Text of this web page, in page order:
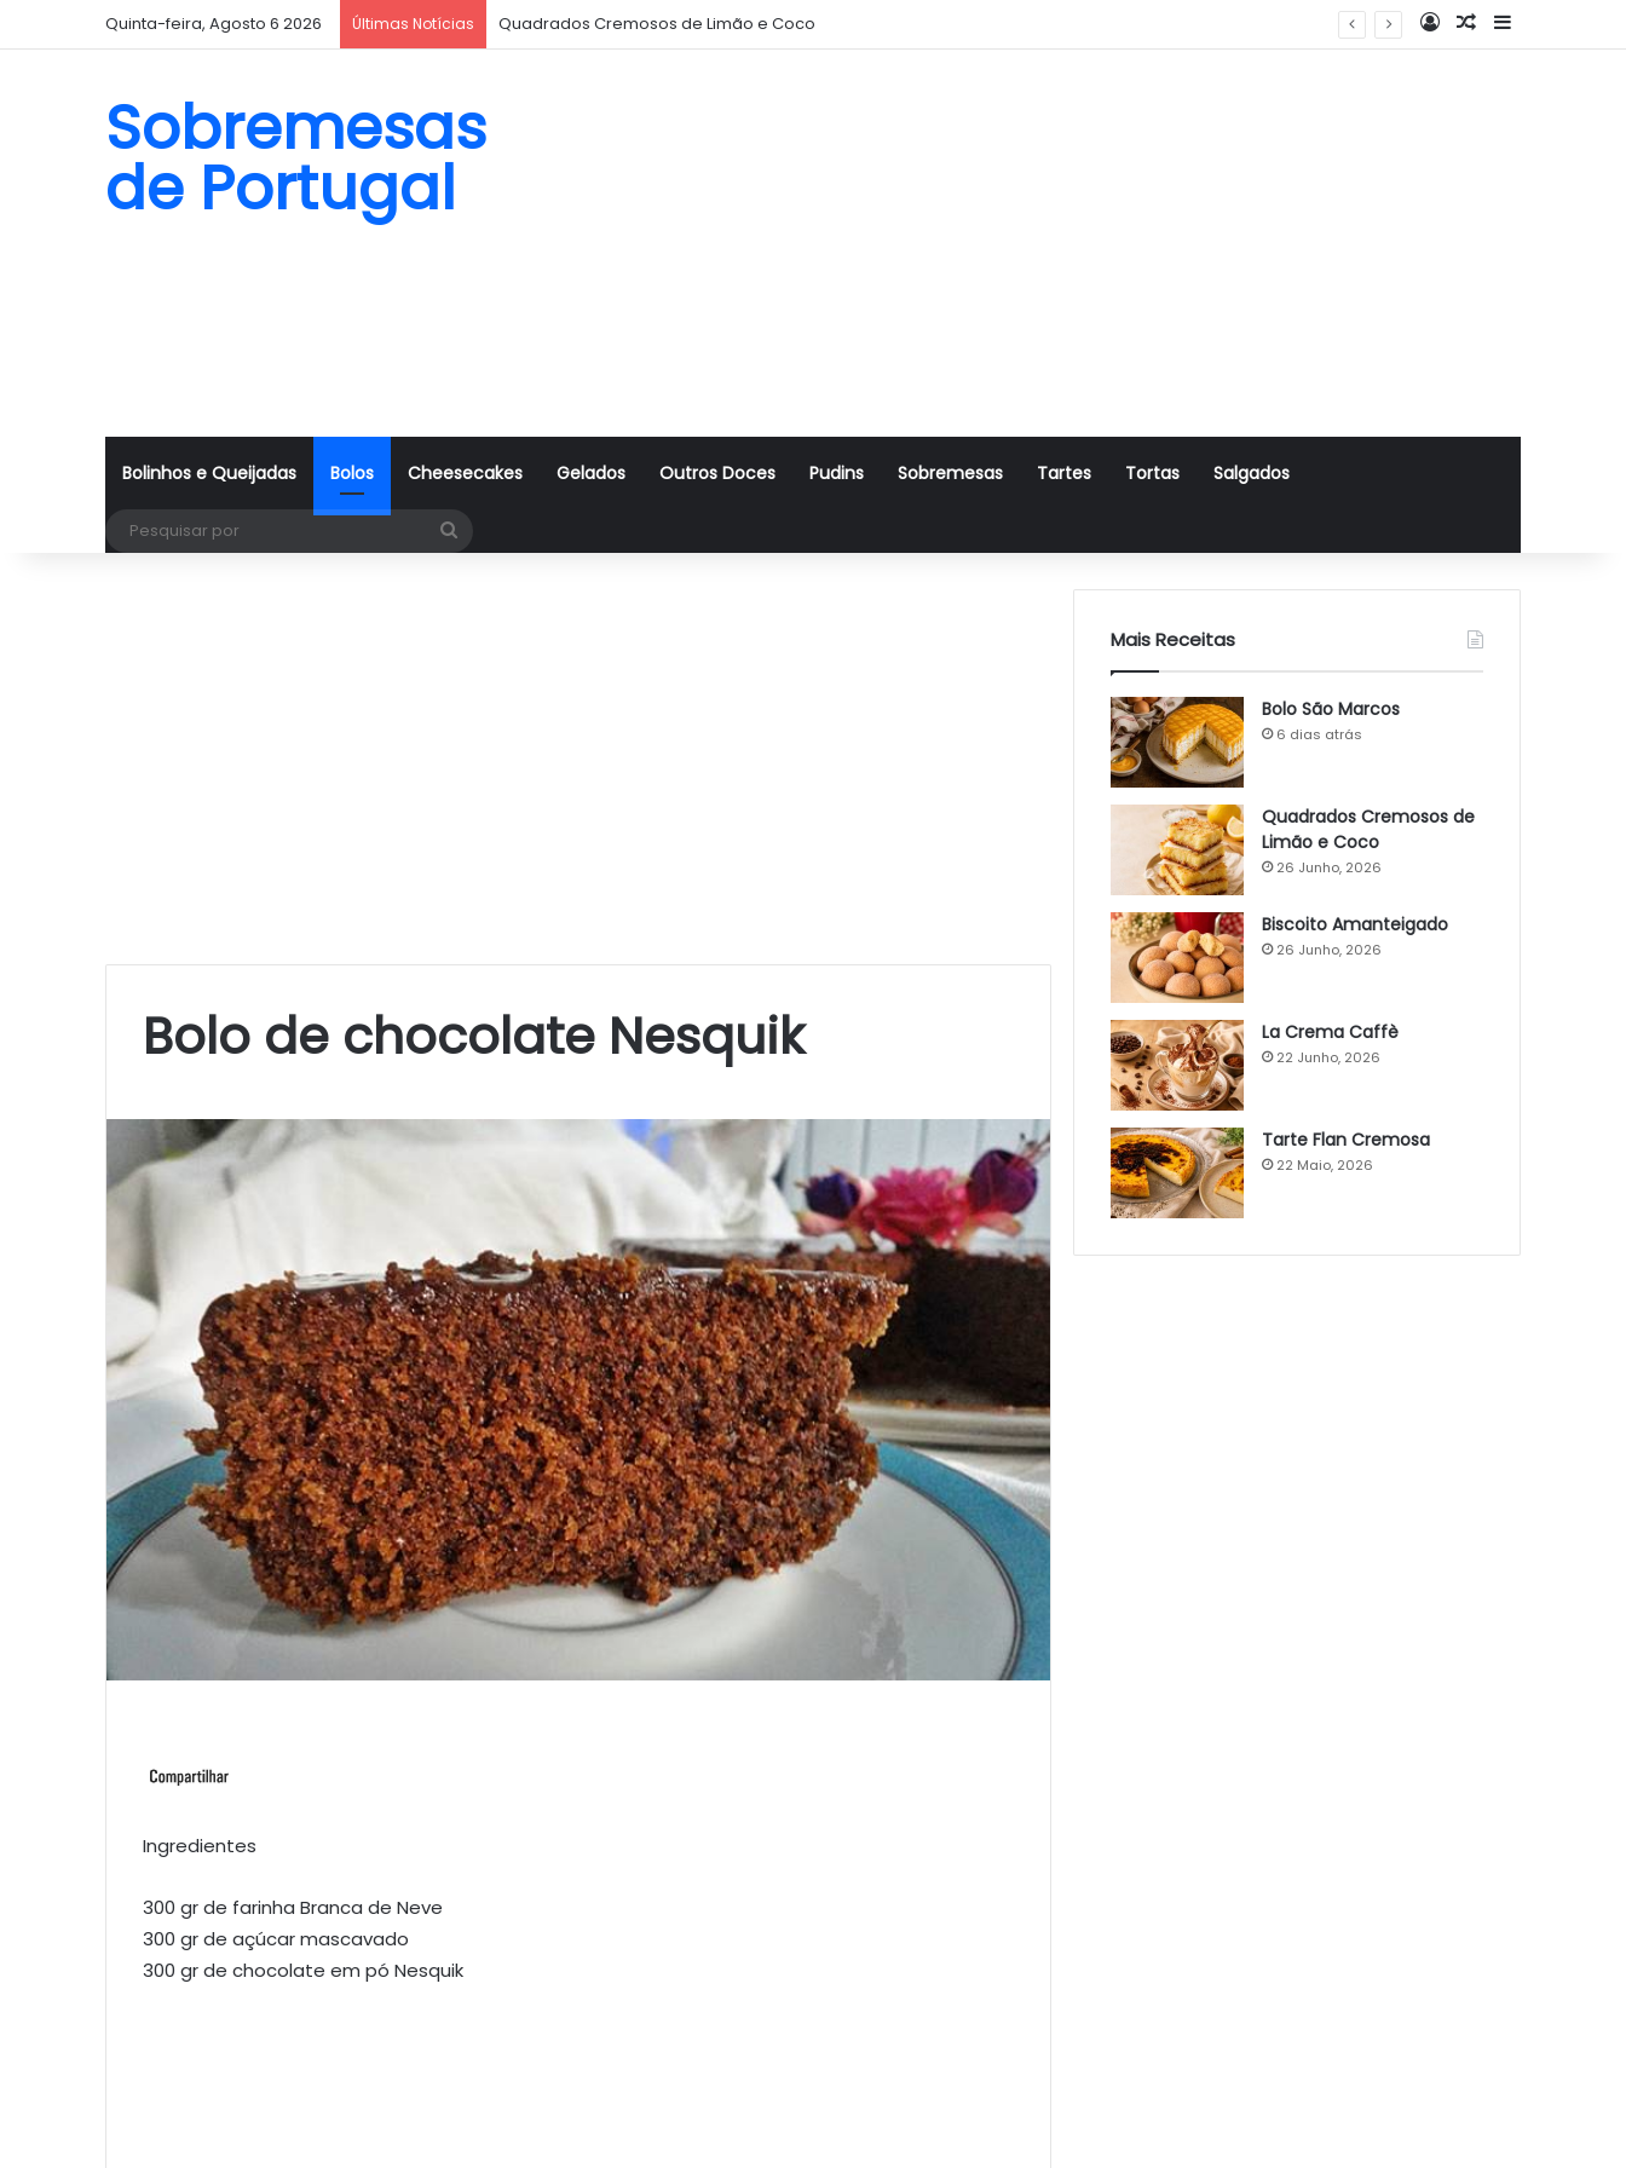
Quinta-feira, Agosto 6 2026 Últimas Notícias Quadrados Cremosos de Limão e Coco Log InArtigo Aleatório
Sidebar
Sobremesas
de Portugal
Bolinhos e Queijadas Bolos Cheesecakes Gelados Outros Doces Pudins Sobremesas Tartes Tortas Salgados
Bolo de chocolate Nesquik
Ingredientes
300 gr de farinha Branca de Neve
300 gr de açúcar mascavado
300 gr de chocolate em pó Nesquik
Mais Receitas
Bolo São Marcos
6 dias atrás
Quadrados Cremosos de
Limão e Coco
26 Junho, 2026
Biscoito Amanteigado
26 Junho, 2026
La Crema Caffè
22 Junho, 2026
Tarte Flan Cremosa
22 Maio, 2026